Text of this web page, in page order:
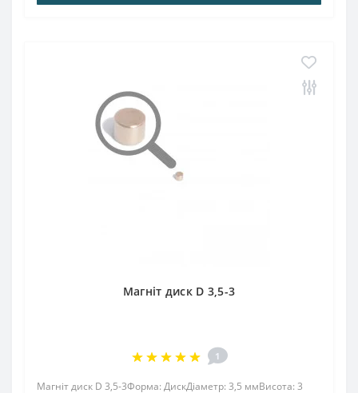
Магніт диск D 3,5-3
1
Магніт диск D 3,5-3Форма: ДискДіаметр: 3,5 ммВисота: 3